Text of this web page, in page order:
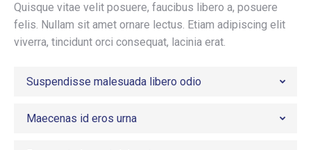
Quisque vitae velit posuere, faucibus libero a, posuere
felis. Nullam sit amet ornare lectus. Etiam adipiscing elit
viverra, tincidunt orci consequat, lacinia erat.
Suspendisse malesuada libero odio
Maecenas id eros urna